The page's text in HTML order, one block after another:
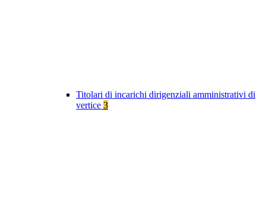
Titolari di incarichi dirigenziali amministrativi di
vertice 3